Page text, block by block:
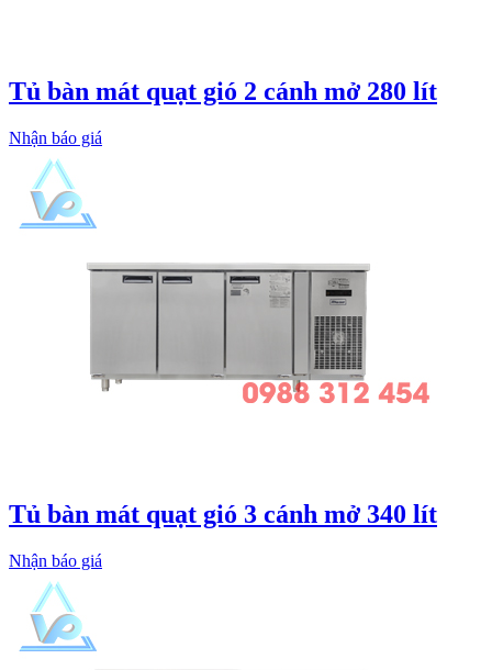
Tủ bàn mát quạt gió 2 cánh mở 280 lít
Nhận báo giá
Tủ bàn mát quạt gió 3 cánh mở 340 lít
Nhận báo giá